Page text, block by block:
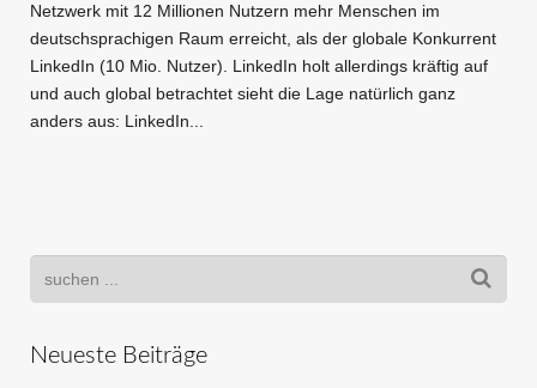
Karriere
Kontakt
Netzwerk mit 12 Millionen Nutzern mehr Menschen im
deutschsprachigen Raum erreicht, als der globale Konkurrent
LinkedIn (10 Mio. Nutzer). LinkedIn holt allerdings kräftig auf
und auch global betrachtet sieht die Lage natürlich ganz
anders aus: LinkedIn...
Neueste Beiträge